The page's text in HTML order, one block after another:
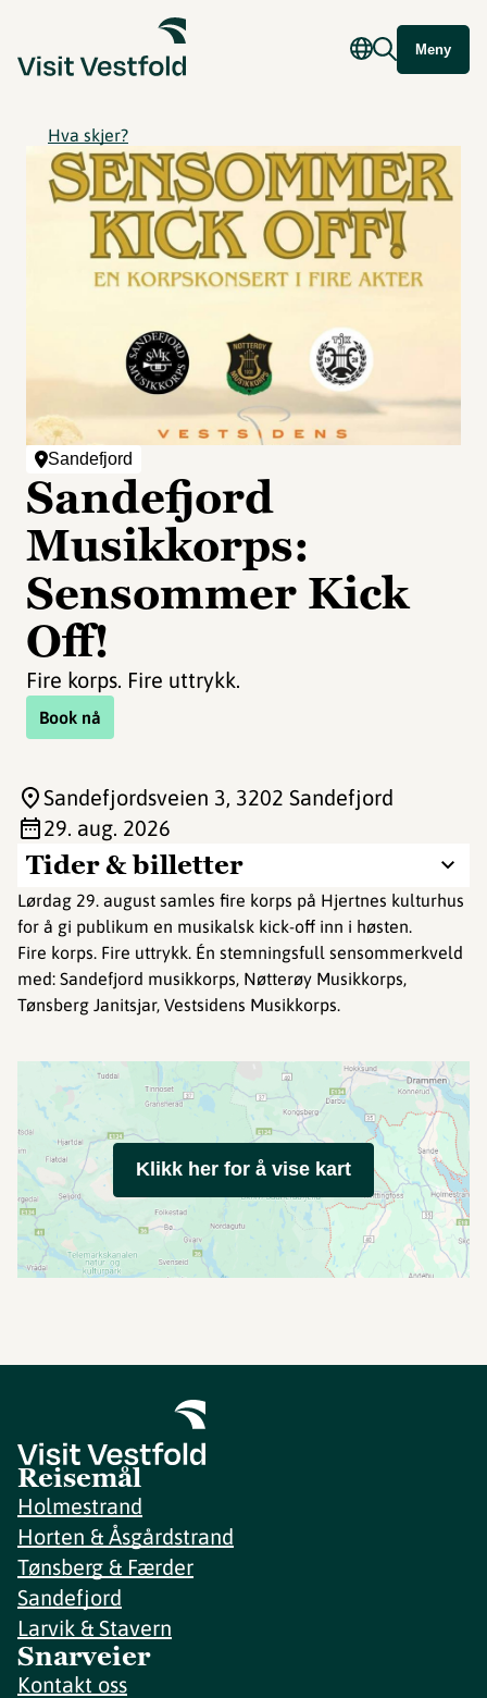
Meny
Hva skjer?
Sandefjord
Sandefjord
Musikkorps:
Sensommer Kick
Off!
Fire korps. Fire uttrykk.
Book nå
Tider & billetter
Lørdag 29. august samles fire korps på Hjertnes kulturhus
for å gi publikum en musikalsk kick-off inn i høsten.
Fire korps. Fire uttrykk. Én stemningsfull sensommerkveld
med: Sandefjord musikkorps, Nøtterøy Musikkorps,
Tønsberg Janitsjar, Vestsidens Musikkorps.
Sandefjordsveien 3, 3202 Sandefjord
29. aug. 2026
Klikk her for å vise kart
Reisemål
Holmestrand
Horten & Åsgårdstrand
Tønsberg & Færder
Sandefjord
Larvik & Stavern
Snarveier
Kontakt oss